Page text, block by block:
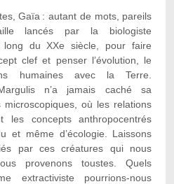
Gaïa : autant de mots, pareils
lancés par la biologiste
du XXe siècle, pour faire
clef et penser l’évolution, le
humaines avec la Terre.
n’a jamais caché sa
où les relations
les concepts anthropocentrés
et même d’écologie. Laissons
par ces créatures qui nous
provenons toustes. Quels
extractiviste pourrions-nous